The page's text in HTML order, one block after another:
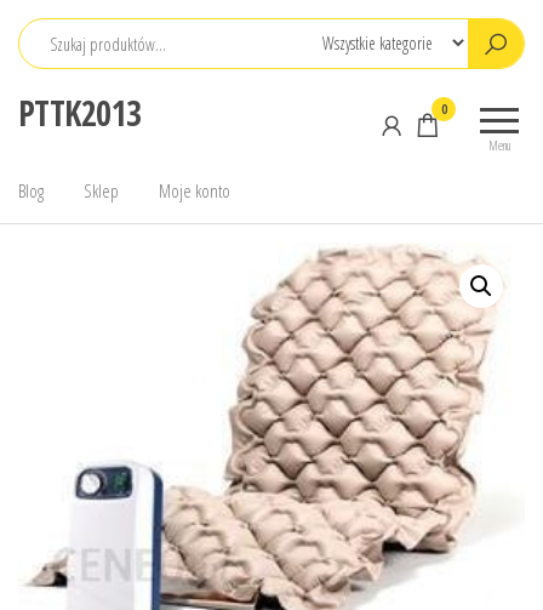
Przejdź
PTTK2013
Menu
0
Blog Sklep Moje konto